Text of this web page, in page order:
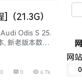
21.3G）
Odis S 25.
新老版本数
0 0 6.7k
网